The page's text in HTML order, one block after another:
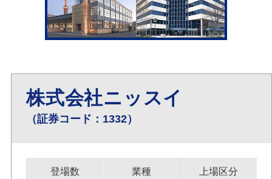
株式会社ニッスイ
（証券コード：1332）
登場数 業種 上場区分